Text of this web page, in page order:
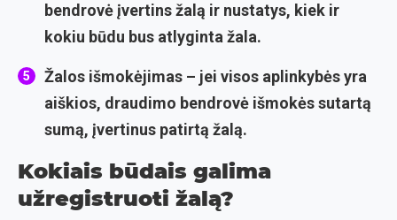
bendrovė įvertins žalą ir nustatys, kiek ir
kokiu būdu bus atlyginta žala.
Žalos išmokėjimas – jei visos aplinkybės yra
aiškios, draudimo bendrovė išmokės sutartą
sumą, įvertinus patirtą žalą.
Kokiais būdais galima
užregistruoti žalą?